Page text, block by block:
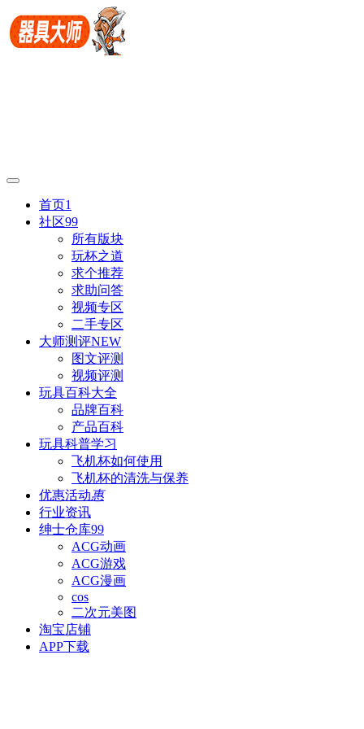
首页1
社区99
所有版块
玩杯之道
求个推荐
求助问答
视频专区
二手专区
大师测评NEW
图文评测
视频评测
玩具百科大全
品牌百科
产品百科
玩具科普学习
飞机杯如何使用
飞机杯的清洗与保养
优惠活动惠
行业资讯
绅士仓库99
ACG动画
ACG游戏
ACG漫画
cos
二次元美图
淘宝店铺
APP下载